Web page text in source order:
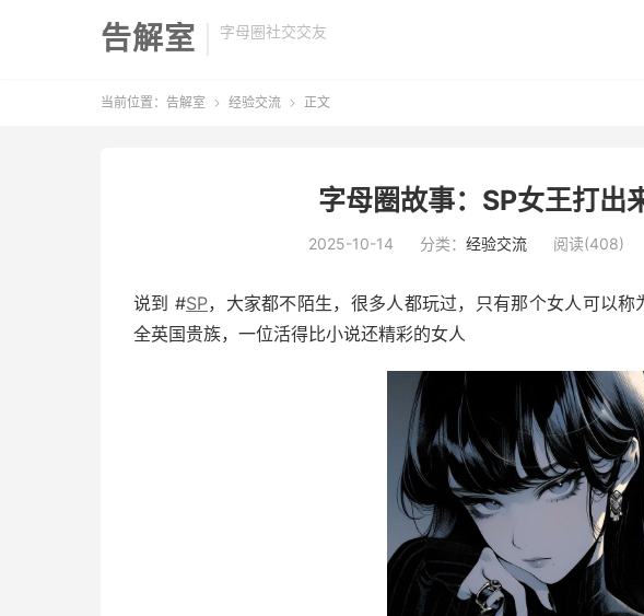
告解室 字母圈社交交友
当前位置： 告解室  经验交流  正文
字母圈故事：SP女王打出
2025-10-14 分类： 经验交流 阅读(408)
说到 #SP，大家都不陌生，很多人都玩过，只有那个女人可以称
全英国贵族，一位活得比小说还精彩的女人